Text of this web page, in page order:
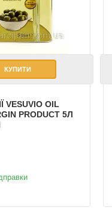
КУПИТИ
VESUVIO OIL
PRODUCT 5Л